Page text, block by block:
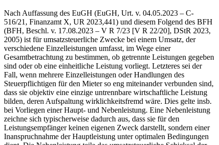
Nach Auffassung des EuGH (EuGH, Urt. v. 04.05.2023 – C-
516/21, Finanzamt X, UR 2023,441) und diesem Folgend des BFH
(BFH, Beschl. v. 17.08.2023 – V R 7/23 [V R 22/20], DStR 2023,
2005) ist für umsatzsteuerliche Zwecke bei einem Umsatz, der
verschiedene Einzelleistungen umfasst, im Wege einer
Gesamtbetrachtung zu bestimmen, ob getrennte Leistungen gegeben
sind oder ob eine einheitliche Leistung vorliegt. Letzteres sei der
Fall, wenn mehrere Einzelleistungen oder Handlungen des
Steuerpflichtigen für den Mieter so eng miteinander verbunden sind,
dass sie objektiv eine einzige untrennbare wirtschaftliche Leistung
bilden, deren Aufspaltung wirklichkeitsfremd wäre. Dies gelte insb.
bei Vorliegen einer Haupt- und Nebenleistung. Eine Nebenleistung
zeichne sich typischerweise dadurch aus, dass sie für den
Leistungsempfänger keinen eigenen Zweck darstellt, sondern einer
Inanspruchnahme der Hauptleistung unter optimalen Bedingungen